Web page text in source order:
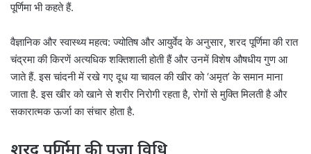
पूर्णिमा भी कहते हैं.
वैज्ञानिक और स्वास्थ्य महत्व: ज्योतिष और आयुर्वेद के अनुसार, शरद पूर्णिमा की रात
चंद्रमा की किरणें अत्यधिक शक्तिशाली होती हैं और उनमें विशेष औषधीय गुण आ
जाते हैं. इस चांदनी में रखे गए दूध या चावल की खीर को ‘अमृत’ के समान माना
जाता है. इस खीर को खाने से शरीर निरोगी रहता है, रोगों से मुक्ति मिलती है और
सकारात्मक ऊर्जा का संचार होता है.
शरद पूर्णिमा की पूजा विधि